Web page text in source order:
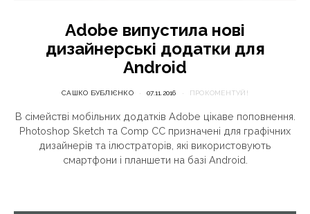
Adobe випустила нові
дизайнерські додатки для
Android
САШКО БУБЛІЄНКО 07.11.2016 ПРОКОМЕНТУЙ!
В сімействі мобільних додатків Adobe цікаве поповнення.
Photoshop Sketch та Comp CC призначені для графічних
дизайнерів та ілюстраторів, які використовують
смартфони і планшети на базі Android.